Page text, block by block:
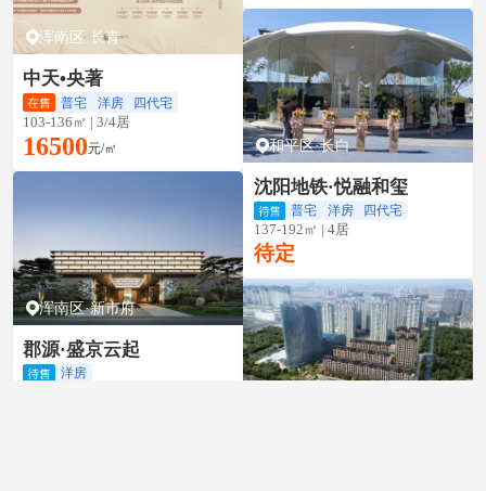
浑南区·长青
中天•央著
普宅 洋房 四代宅
103-136㎡ | 3/4居
16500元/㎡
浑南区·新市府
郡源·盛京云起
洋房
和平区·长白
沈阳地铁·悦融和玺
普宅 洋房 四代宅
137-192㎡ | 4居
待定